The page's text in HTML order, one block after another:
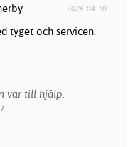
2026-04-10
tyget och servicen.
var till hjälp.